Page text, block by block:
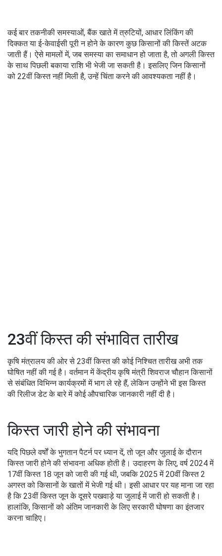
कई बार तकनीकी समस्याओं, बैंक खाते में त्रुटियों, आधार लिंकिंग की
दिक्कत या ई-केवाईसी पूरी न होने के कारण कुछ किसानों की किस्तें अटक
जाती हैं। ऐसे मामलों में, जब समस्या का समाधान हो जाता है, तो अगली किस्त
के साथ पिछली बकाया राशि भी भेजी जा सकती है। इसलिए जिन किसानों
को 22वीं किस्त नहीं मिली है, उन्हें चिंता करने की आवश्यकता नहीं है।
23वीं किस्त की संभावित तारीख
कृषि मंत्रालय की ओर से 23वीं किस्त की कोई निश्चित तारीख अभी तक
घोषित नहीं की गई है। वर्तमान में केंद्रीय कृषि मंत्री शिवराज चौहान किसानों
से संबंधित विभिन्न कार्यक्रमों में भाग ले रहे हैं, लेकिन उन्होंने भी इस किस्त
की रिलीज डेट के बारे में कोई औपचारिक जानकारी नहीं दी है।
किस्त जारी होने की संभावना
यदि पिछले वर्षों के भुगतान पैटर्न पर ध्यान दें, तो जून और जुलाई के दौरान
किस्त जारी होने की संभावना अधिक होती है। उदाहरण के लिए, वर्ष 2024 में
17वीं किस्त 18 जून को जारी की गई थी, जबकि 2025 में 20वीं किस्त 2
अगस्त को किसानों के खातों में भेजी गई थी। इसी आधार पर यह माना जा रहा
है कि 23वीं किस्त जून के दूसरे पखवाड़े या जुलाई में जारी हो सकती है।
हालांकि, किसानों को अंतिम जानकारी के लिए सरकारी घोषणा का इंतजार
करना चाहिए।